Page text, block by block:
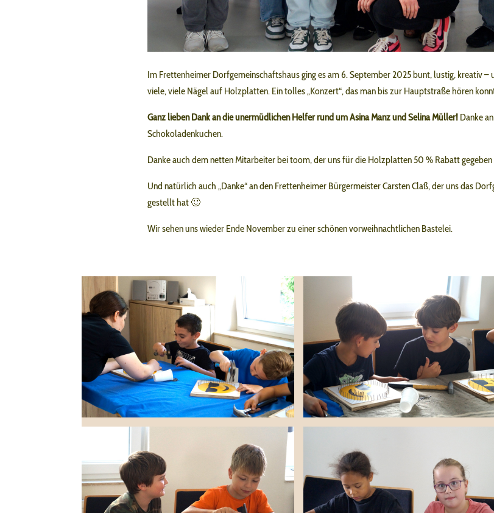
Im Frettenheimer Dorfgemeinschaftshaus ging es am 6. September 2025 bunt, lustig, kreativ
viele, viele Nägel auf Holzplatten. Ein tolles „Konzert“, das man bis zur Hauptstraße hören
Ganz lieben Dank an die unermüdlichen Helfer rund um Asina Manz und Selina Müller!Danke
Schokoladenkuchen.
Danke auch dem netten Mitarbeiter bei toom, der uns für die Holzplatten 50 % Rabatt
Und natürlich auch „Danke“ an den Frettenheimer Bürgermeister Carsten Claß, der uns das
gestellt hat 🙂
Wir sehen uns wieder Ende November zu einer schönen vorweihnachtlichen Bastelei.